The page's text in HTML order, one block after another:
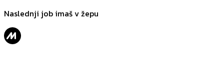
Naslednji job imaš v žepu